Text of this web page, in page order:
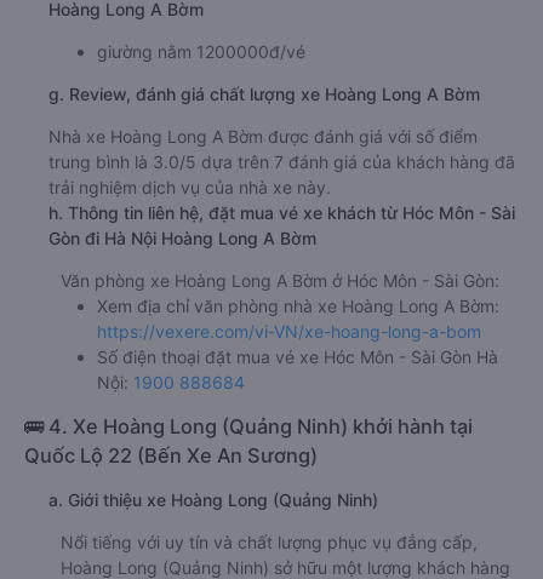
Hoàng Long A Bờm
giường nằm 1200000đ/vé
g. Review, đánh giá chất lượng xe Hoàng Long A Bờm
Nhà xe Hoàng Long A Bờm được đánh giá với số điểm
trung bình là 3.0/5 dựa trên 7 đánh giá của khách hàng đã
trải nghiệm dịch vụ của nhà xe này.
h. Thông tin liên hệ, đặt mua vé xe khách từ Hóc Môn - Sài
Gòn đi Hà Nội Hoàng Long A Bờm
Văn phòng xe Hoàng Long A Bờm ở Hóc Môn - Sài Gòn:
Xem địa chỉ văn phòng nhà xe Hoàng Long A Bờm:
https://vexere.com/vi-VN/xe-hoang-long-a-bom
Số điện thoại đặt mua vé xe Hóc Môn - Sài Gòn Hà
Nội: 1900 888684
🚌 4. Xe Hoàng Long (Quảng Ninh) khởi hành tại
Quốc Lộ 22 (Bến Xe An Sương)
a. Giới thiệu xe Hoàng Long (Quảng Ninh)
Nổi tiếng với uy tín và chất lượng phục vụ đẳng cấp,
Hoàng Long (Quảng Ninh) sở hữu một lượng khách hàng